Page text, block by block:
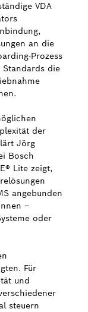
VDA
an die
Prozess
die
der
Jörg
Bosch
Lite zeigt,
angebunden
–
oder
Für
und
steuern